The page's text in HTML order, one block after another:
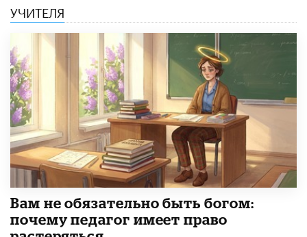
УЧИТЕЛЯ
​Вам не обязательно быть богом:
почему педагог имеет право